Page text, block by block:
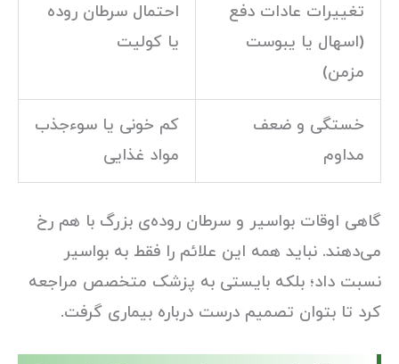
تغییرات عادات دفع
(اسهال یا یبوست
مزمن)
احتمال سرطان روده
یا کولیت
خستگی و ضعف
مداوم
کم خونی یا سوءجذب
مواد غذایی
گاهی اوقات بواسیر و سرطان روده‌ی بزرگ با هم رخ
می‌دهند. نباید همه این علائم را فقط به بواسیر
نسبت داد؛ بلکه بایستی به پزشک متخصص مراجعه
کرد تا بتوان تصمیم درست درباره بیماری گرفت.